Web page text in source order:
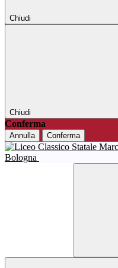
Chiudi
Chiudi
Conferma
Annulla Conferma
Bologna